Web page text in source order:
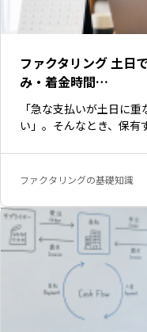
ファクタリング 土日
み・着金時間…
「急な支払いが土日に
い」。そんなとき、保
ファクタリングの基礎知識